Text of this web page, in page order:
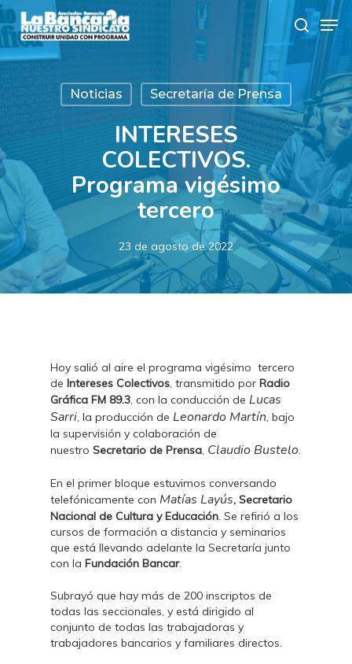
Skip
to
main
content
search
Noticias Secretaría de Prensa
INTERESES
COLECTIVOS.
Programa vigésimo
tercero
23 de agosto de 2022
Hoy salió al aire el programa vigésimo tercero
deIntereses Colectivos, transmitido porRadio
Gráfica FM 89.3, con la conducción de Lucas
Sarri, la producción de Leonardo Martín, bajo
la supervisión y colaboración de
nuestroSecretario de Prensa, Claudio Bustelo.
En el primer bloque estuvimos conversando
telefónicamente con Matías Layús, Secretario
Nacional de Cultura y Educación. Se refirió a los
cursos de formación a distancia y seminarios
que está llevando adelante la Secretaría junto
con laFundación Bancar.
Subrayó que hay más de 200 inscriptos de
todas las seccionales, y está dirigido al
conjunto de todas las trabajadoras y
trabajadores bancarios y familiares directos.